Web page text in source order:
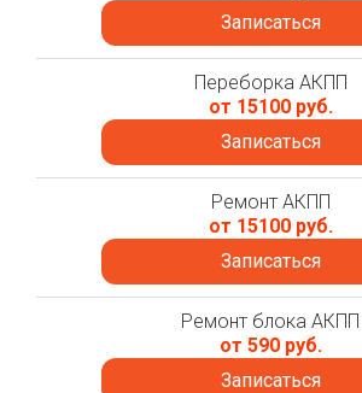
Записаться
Переборка АКПП
от 15100 руб.
Записаться
Ремонт АКПП
от 15100 руб.
Записаться
Ремонт блока АКПП
от 590 руб.
Записаться